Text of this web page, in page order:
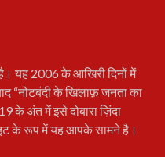
यह 2006 के आखिरी दिनों में
“नोटबंदी के खिलाफ़ जनता का
के अंत में इसे दोबारा ज़िंदा
के रूप में यह आपके सामने है।